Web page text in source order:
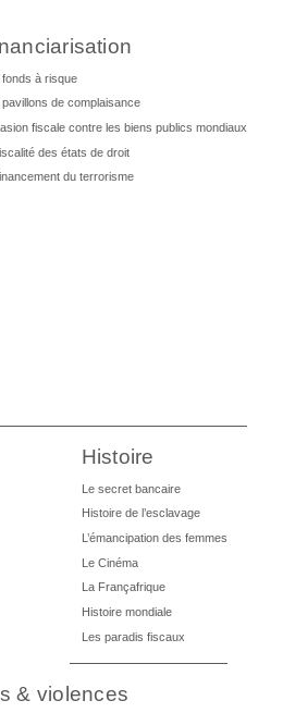
fonds à risque
pavillons de complaisance
fiscale contre les biens publics mondiaux
des états de droit
du terrorisme
Histoire
Le secret bancaire
Histoire de l’esclavage
L’émancipation des femmes
Le Cinéma
La Françafrique
Histoire mondiale
Les paradis fiscaux
& violences